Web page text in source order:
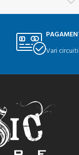
Vari circuiti.